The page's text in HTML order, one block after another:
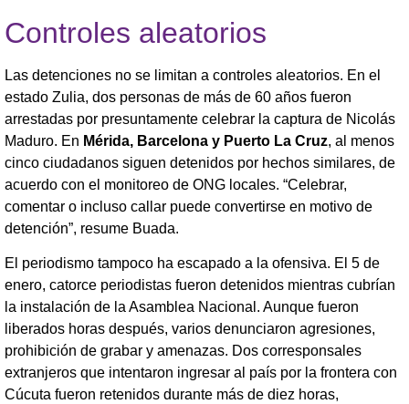
Controles aleatorios
Las detenciones no se limitan a controles aleatorios. En el
estado Zulia, dos personas de más de 60 años fueron
arrestadas por presuntamente celebrar la captura de Nicolás
Maduro. En Mérida, Barcelona y Puerto La Cruz, al menos
cinco ciudadanos siguen detenidos por hechos similares, de
acuerdo con el monitoreo de ONG locales. “Celebrar,
comentar o incluso callar puede convertirse en motivo de
detención”, resume Buada.
El periodismo tampoco ha escapado a la ofensiva. El 5 de
enero, catorce periodistas fueron detenidos mientras cubrían
la instalación de la Asamblea Nacional. Aunque fueron
liberados horas después, varios denunciaron agresiones,
prohibición de grabar y amenazas. Dos corresponsales
extranjeros que intentaron ingresar al país por la frontera con
Cúcuta fueron retenidos durante más de diez horas,